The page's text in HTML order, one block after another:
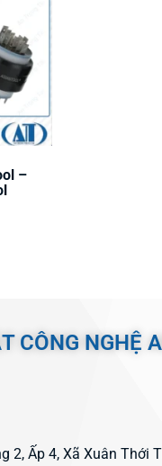
–
CÔNG NGHỆ
2, Ấp 4, Xã Xuân Thới